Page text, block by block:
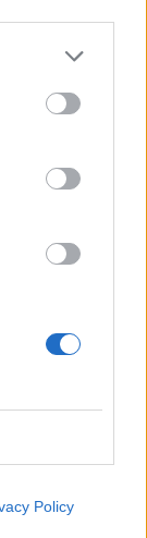
Policy
a
lehetőségük